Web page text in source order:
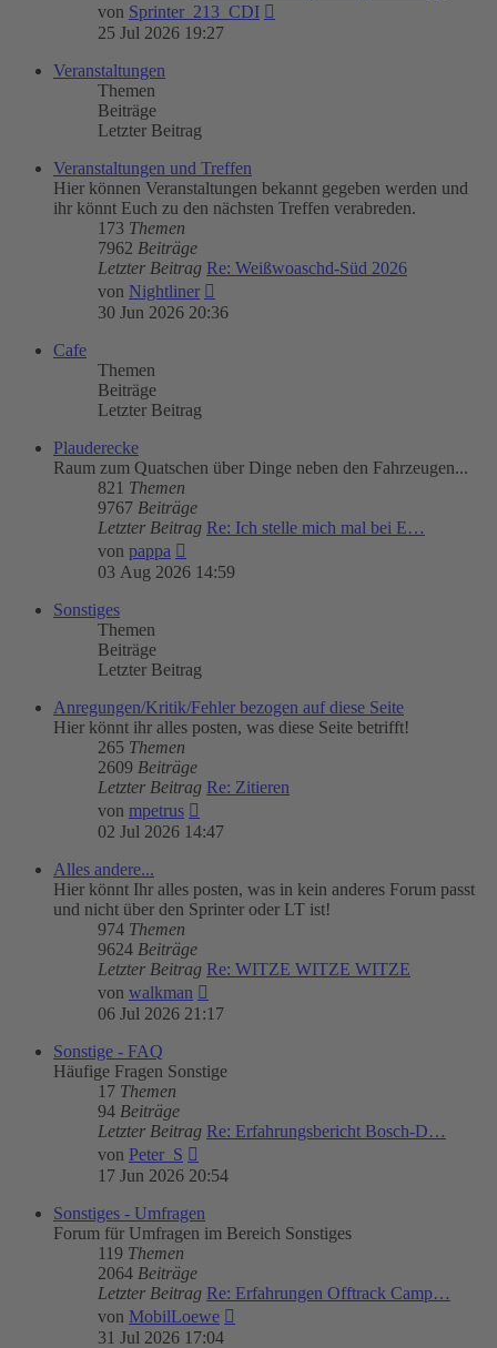
von Sprinter_213_CDI
25 Jul 2026 19:27
Veranstaltungen
Themen
Beiträge
Letzter Beitrag
Veranstaltungen und Treffen
Hier können Veranstaltungen bekannt gegeben werden und
ihr könnt Euch zu den nächsten Treffen verabreden.
173 Themen
7962 Beiträge
Letzter Beitrag Re: Weißwoaschd-Süd 2026
von Nightliner
Beitrag
30 Jun 2026 20:36
Cafe
Themen
Beiträge
Letzter Beitrag
Plauderecke
Raum zum Quatschen über Dinge neben den Fahrzeugen...
821 Themen
9767 Beiträge
Letzter Beitrag Re: Ich stelle mich mal bei E…
von pappa
Beitrag
03 Aug 2026 14:59
Sonstiges
Themen
Beiträge
Letzter Beitrag
Anregungen/Kritik/Fehler bezogen auf diese Seite
Hier könnt ihr alles posten, was diese Seite betrifft!
265 Themen
2609 Beiträge
Letzter Beitrag Re: Zitieren
von mpetrus
Beitrag
02 Jul 2026 14:47
Alles andere...
Hier könnt Ihr alles posten, was in kein anderes Forum passt
und nicht über den Sprinter oder LT ist!
974 Themen
9624 Beiträge
Letzter Beitrag Re: WITZE WITZE WITZE
von walkman
Beitrag
06 Jul 2026 21:17
Sonstige - FAQ
Häufige Fragen Sonstige
17 Themen
94 Beiträge
Letzter Beitrag Re: Erfahrungsbericht Bosch-D…
von Peter_S
Beitrag
17 Jun 2026 20:54
Sonstiges - Umfragen
Forum für Umfragen im Bereich Sonstiges
119 Themen
2064 Beiträge
Letzter Beitrag Re: Erfahrungen Offtrack Camp…
von MobilLoewe
31 Jul 2026 17:04